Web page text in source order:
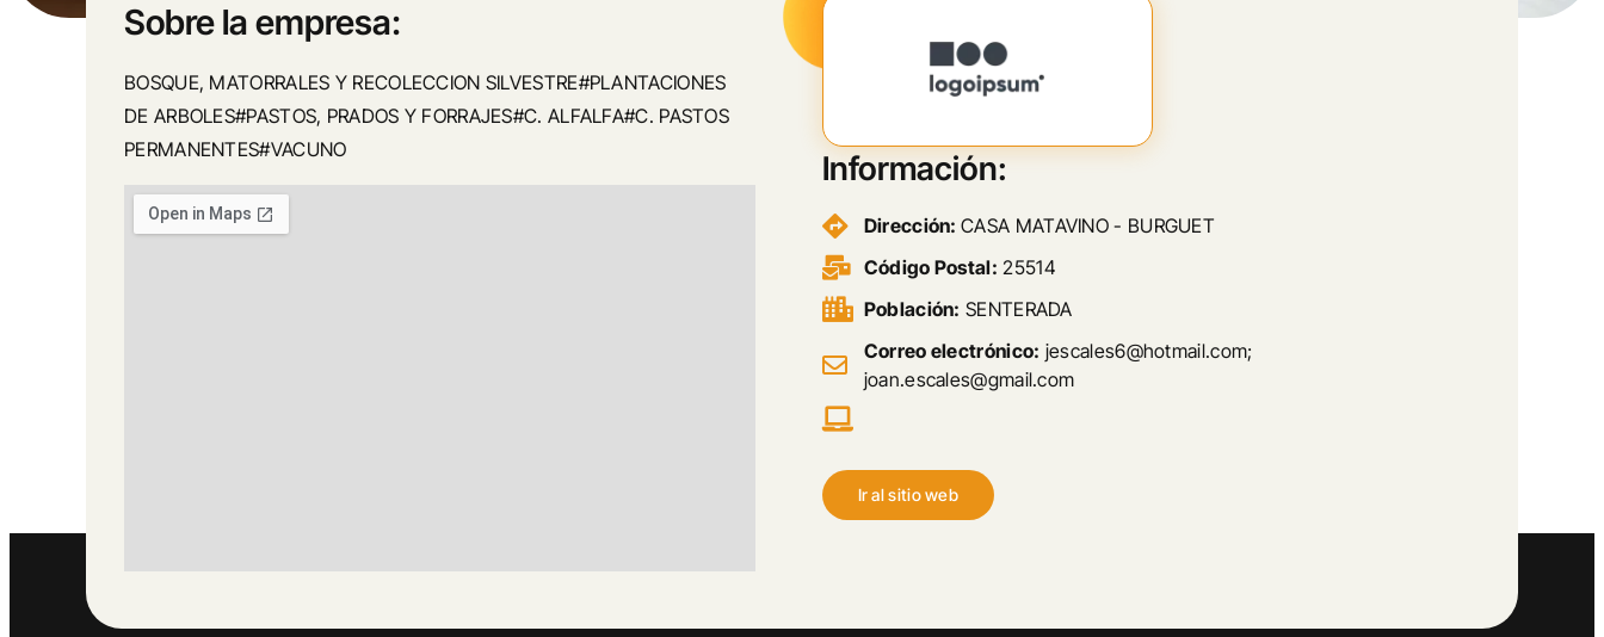
Sobre la empresa:
BOSQUE, MATORRALES Y RECOLECCION SILVESTRE#PLANTACIONES
DE ARBOLES#PASTOS, PRADOS Y FORRAJES#C. ALFALFA#C. PASTOS
PERMANENTES#VACUNO
Información:
Dirección:CASA MATAVINO - BURGUET
Código Postal: 25514
Población: SENTERADA
Correo electrónico: jescales6@hotmail.com;
joan.escales@gmail.com
Ir al sitio web